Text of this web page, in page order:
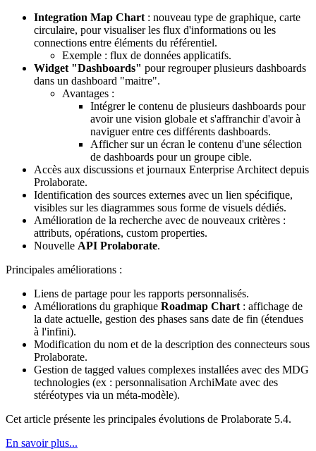
Integration Map Chart : nouveau type de graphique, carte
circulaire, pour visualiser les flux d'informations ou les
connections entre éléments du référentiel.
Exemple : flux de données applicatifs.
Widget "Dashboards" pour regrouper plusieurs dashboards
dans un dashboard "maitre".
Avantages :
Intégrer le contenu de plusieurs dashboards pour
avoir une vision globale et s'affranchir d'avoir à
naviguer entre ces différents dashboards.
Afficher sur un écran le contenu d'une sélection
de dashboards pour un groupe cible.
Accès aux discussions et journaux Enterprise Architect depuis
Prolaborate.
Identification des sources externes avec un lien spécifique,
visibles sur les diagrammes sous forme de visuels dédiés.
Amélioration de la recherche avec de nouveaux critères :
attributs, opérations, custom properties.
Nouvelle API Prolaborate.
Principales améliorations :
Liens de partage pour les rapports personnalisés.
Améliorations du graphique Roadmap Chart : affichage de
la date actuelle, gestion des phases sans date de fin (étendues
à l'infini).
Modification du nom et de la description des connecteurs sous
Prolaborate.
Gestion de tagged values complexes installées avec des MDG
technologies (ex : personnalisation ArchiMate avec des
stéréotypes via un méta-modèle).
Cet article présente les principales évolutions de Prolaborate 5.4.
En savoir plus...